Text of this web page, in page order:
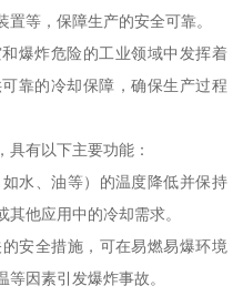
等，保障生产的安全可靠。
爆炸危险的工业领域中发挥着
靠的冷却保障，确保生产过程
具有以下主要功能：
水、油等）的温度降低并保持
他应用中的冷却需求。
安全措施，可在易燃易爆环境
因素引发爆炸事故。